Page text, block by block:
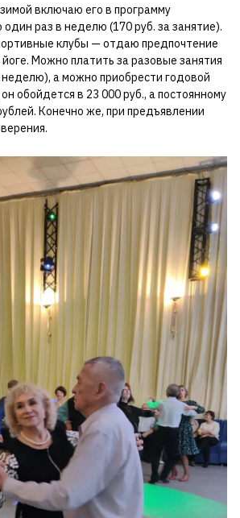
включаю его в программу
раз в неделю (170 руб. за занятие).
клубы — отдаю предпочтение
Можно платить за разовые занятия
а можно приобрести годовой
обойдется в 23 000 руб., а постоянному
Конечно же, при предъявлении